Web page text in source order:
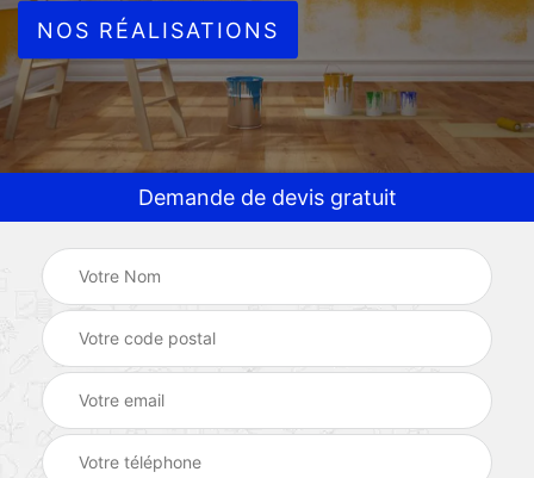
NOS RÉALISATIONS
Demande de devis gratuit